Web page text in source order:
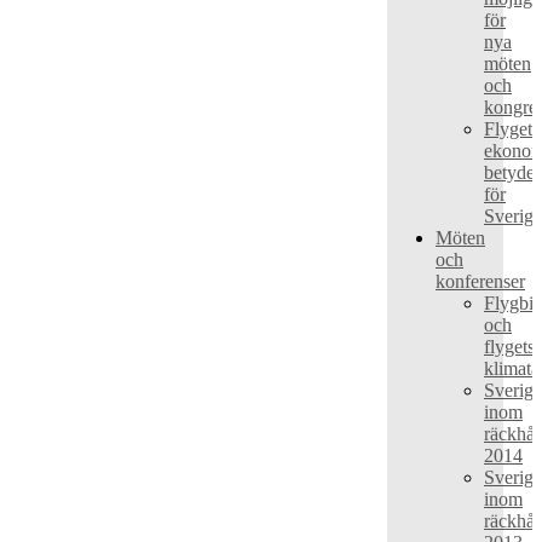
för
nya
möten
och
Flygets
för
Sverige
Möten
och
konferenser
och
flygets
Sverige
inom
2014
Sverige
inom